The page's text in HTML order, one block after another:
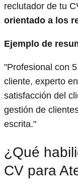
reclutador de tu
orientado a los
Ejemplo de
"Profesional con
cliente, experto
satisfacción del
gestión de
escrita."
¿Qué
CV para